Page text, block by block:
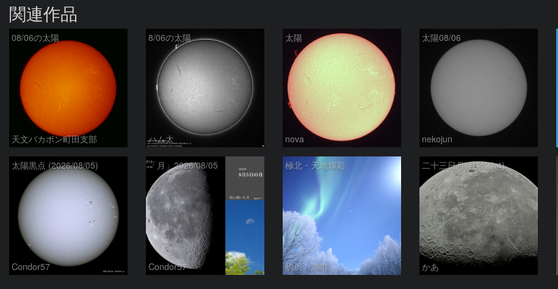
関連作品
08/06の太陽
天文バカボン町田支部
8/06の太陽
ハム太
太陽
nova
太陽08/06
nekojun
太陽黒点 (2026/08/05)
Condor57
「月」2026/08/05
Condor57
極北・天地輝彩
駒沢 満晴
二十三日月(月齢21.4)
かあ